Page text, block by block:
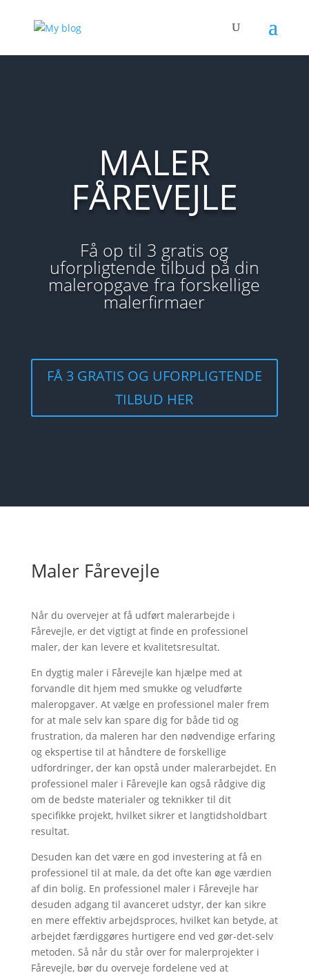
MALER
FÅREVEJLE
Få op til 3 gratis og
uforpligtende tilbud på din
maleropgave fra forskellige
malerfirmaer
FÅ 3 GRATIS OG UFORPLIGTENDE
TILBUD HER
Maler Fårevejle
Når du overvejer at få udført malerarbejde i
Fårevejle, er det vigtigt at finde en professionel
maler, der kan levere et kvalitetsresultat.
En dygtig maler i Fårevejle kan hjælpe med at
forvandle dit hjem med smukke og veludførte
maleropgaver. At vælge en professionel maler frem
for at male selv kan spare dig for både tid og
frustration, da maleren har den nødvendige erfaring
og ekspertise til at håndtere de forskellige
udfordringer, der kan opstå under malerarbejdet. En
professionel maler i Fårevejle kan også rådgive dig
om de bedste materialer og teknikker til dit
specifikke projekt, hvilket sikrer et langtidsholdbart
resultat.
Desuden kan det være en god investering at få en
professionel til at male, da det ofte kan øge værdien
af din bolig. En professionel maler i Fårevejle har
desuden adgang til avanceret udstyr, der kan sikre
en mere effektiv arbejdsproces, hvilket kan betyde, at
arbejdet færdiggøres hurtigere end ved gør-det-selv
metoden. Så når du står over for malerprojekter i
Fårevejle, bør du overveje fordelene ved at